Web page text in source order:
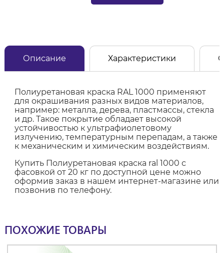
Описание Характеристики
Полиуретановая краска RAL 1000 применяют
для окрашивания разных видов материалов,
например: металла, дерева, пластмассы, стекла
и др. Такое покрытие обладает высокой
устойчивостью к ультрафиолетовому
излучению, температурным перепадам, а также
к механическим и химическим воздействиям.
Купить Полиуретановая краска ral 1000 с
фасовкой от 20 кг по доступной цене можно
оформив заказ в нашем интернет-магазине или
позвонив по телефону.
ПОХОЖИЕ ТОВАРЫ